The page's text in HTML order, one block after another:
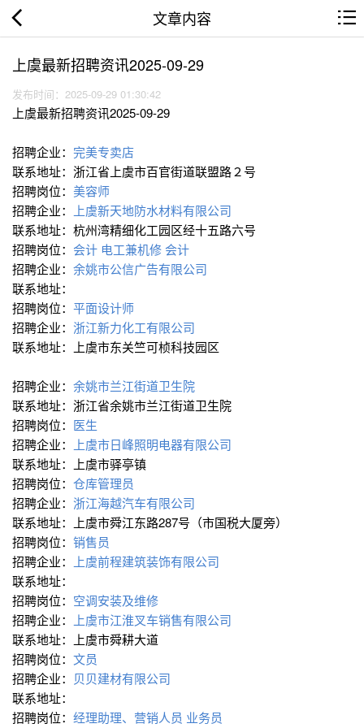
文章内容
上虞最新招聘资讯2025-09-29
发布时间：2025-09-29 01:30:42
上虞最新招聘资讯2025-09-29
招聘企业： 完美专卖店
联系地址：浙江省上虞市百官街道联盟路２号
招聘岗位： 美容师
招聘企业：
上虞新天地防水材料有限公司
联系地址：杭州湾精细化工园区经十五路六号
招聘岗位： 会计 电工兼机修会计
招聘企业： 余姚市公信广告有限公司
联系地址：
招聘岗位： 平面设计师
招聘企业： 浙江新力化工有限公司
联系地址：上虞市东关竺可桢科技园区
招聘企业： 余姚市兰江街道卫生院
联系地址：浙江省余姚市兰江街道卫生院
招聘岗位： 医生
招聘企业：
上虞市日峰照明电器有限公司
联系地址：上虞市驿亭镇
招聘岗位： 仓库管理员
招聘企业： 浙江海越汽车有限公司
联系地址：上虞市舜江东路287号（市国税大厦旁）
招聘岗位： 销售员
招聘企业：
上虞前程建筑装饰有限公司
联系地址：
招聘岗位： 空调安装及维修
招聘企业：
上虞市江淮叉车销售有限公司
联系地址：上虞市舜耕大道
招聘岗位： 文员
招聘企业： 贝贝建材有限公司
联系地址：
招聘岗位： 经理助理、营销人员 业务员